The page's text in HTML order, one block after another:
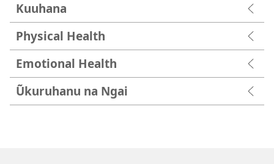
Kuuhana
Physical Health
Emotional Health
Ũkuruhanu na Ngai